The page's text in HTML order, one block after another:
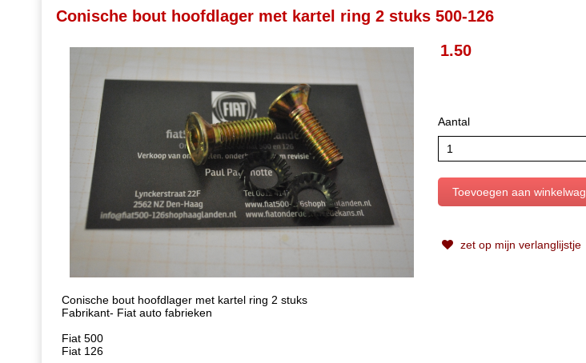
Conische bout hoofdlager met kartel ring 2 stuks 500-126
1.50
Aantal
zet op mijn verlanglijstje
Conische bout hoofdlager met kartel ring 2 stuks
Fabrikant- Fiat auto fabrieken
Fiat 500
Fiat 126